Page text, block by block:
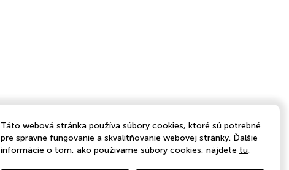
Táto webová stránka používa súbory cookies, ktoré sú potrebné
pre správne fungovanie a skvalitňovanie webovej stránky. Ďalšie
informácie o tom, ako používame súbory cookies, nájdete tu.